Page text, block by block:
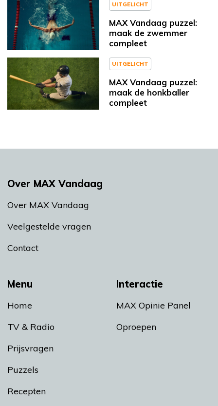
UITGELICHT
MAX Vandaag puzzel:
maak de zwemmer
compleet
UITGELICHT
MAX Vandaag puzzel:
maak de honkballer
compleet
Menu
Home
TV & Radio
Prijsvragen
Puzzels
Recepten
Interactie
MAX Opinie Panel
Oproepen
Over MAX Vandaag
Over MAX Vandaag
Veelgestelde vragen
Contact